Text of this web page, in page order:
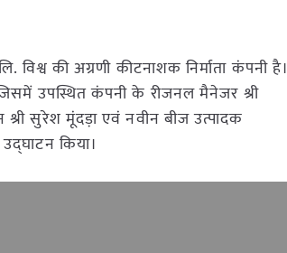
विश्व की अग्रणी कीटनाशक निर्माता कंपनी है।
जिसमें उपस्थित कंपनी के रीजनल मैनेजर श्री
श्री सुरेश मूंदड़ा एवं नवीन बीज उत्पादक
किया।